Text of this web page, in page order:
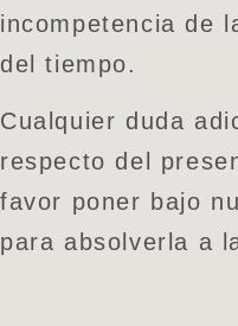
incompetencia de
del tiempo.
Cualquier duda
respecto del
favor poner bajo
para absolverla a